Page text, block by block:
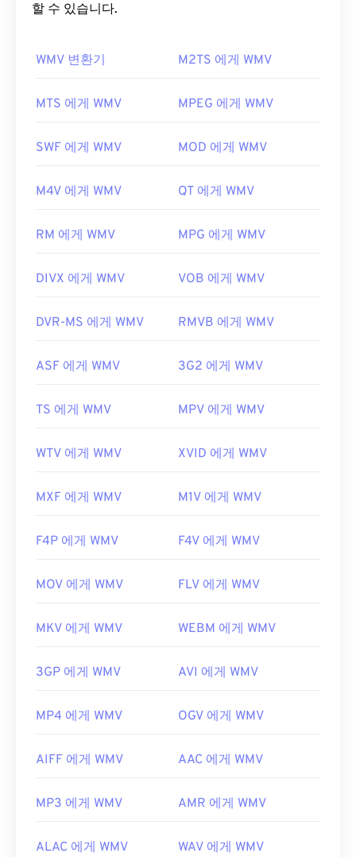
는 경우가 많습니다.
WMV 파일을 어떻게 여나요?
열고 읽을 수 있습니다. WMV 파일을 여는 데 가장 좋
니다. Microsoft에서 WMV와 ASF를 개발했으며, 오
늘날 온라인에서 많은 비디오가 WMV 파일입니다.
어 파일을 재생할 수 있는 또 다른 신뢰할 수 있는 옵
WMV는 다른 비디오 파일 형식으로도 쉽게 변환할 수
다는 점을 명심하세요. 변환이 필요한 경우,
도구입니다.
최초 출시: 1999년
https://en.wikipedia.org/wiki/고급_시스템_포맷
할 수 있습니다.
WMV 변환기 M2TS 에게 WMV
MTS 에게 WMV MPEG 에게 WMV
SWF 에게 WMV MOD 에게 WMV
M4V 에게 WMV QT 에게 WMV
RM 에게 WMV MPG 에게 WMV
DIVX 에게 WMV VOB 에게 WMV
DVR-MS 에게 WMV RMVB 에게 WMV
ASF 에게 WMV 3G2 에게 WMV
TS 에게 WMV MPV 에게 WMV
WTV 에게 WMV XVID 에게 WMV
MXF 에게 WMV M1V 에게 WMV
F4P 에게 WMV F4V 에게 WMV
MOV 에게 WMV FLV 에게 WMV
MKV 에게 WMV WEBM 에게 WMV
3GP 에게 WMV AVI 에게 WMV
MP4 에게 WMV OGV 에게 WMV
AIFF 에게 WMV AAC 에게 WMV
MP3 에게 WMV AMR 에게 WMV
ALAC 에게 WMV WAV 에게 WMV